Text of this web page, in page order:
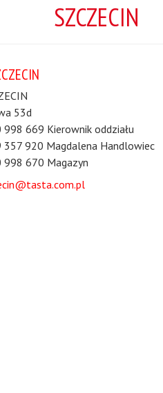
SZCZECIN
53d
669 Kierownik oddziału
357 920 Magdalena Handlowiec
998 670 Magazyn